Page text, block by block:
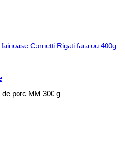
Cornetti Rigati fara ou 400g
de porc MM 300 g